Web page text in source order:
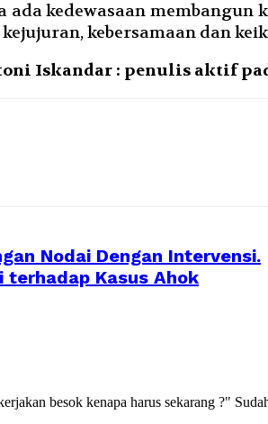
kedewasaan membangun
kebersamaan dan
Iskandar : penulis aktif
Nodai Dengan Intervensi.
terhadap Kasus Ahok
besok kenapa harus sekarang ?"